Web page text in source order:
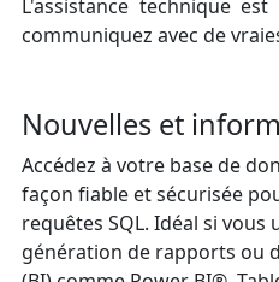
L'assistance technique
communiquez avec de
Nouvelles et
Accédez à votre base de
façon fiable et sécurisée
requêtes SQL. Idéal si vous
génération de rapports ou